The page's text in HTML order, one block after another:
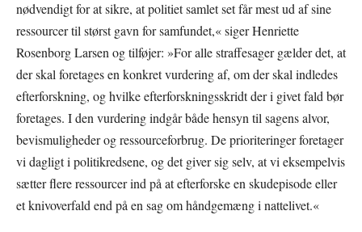
nødvendigt for at sikre, at politiet samlet set får mest ud af sine
ressourcer til størst gavn for samfundet,« siger Henriette
Rosenborg Larsen og tilføjer: »For alle straffesager gælder det, at
der skal foretages en konkret vurdering af, om der skal indledes
efterforskning, og hvilke efterforskningsskridt der i givet fald bør
foretages. I den vurdering indgår både hensyn til sagens alvor,
bevismuligheder og ressourceforbrug. De prioriteringer foretager
vi dagligt i politikredsene, og det giver sig selv, at vi eksempelvis
sætter flere ressourcer ind på at efterforske en skudepisode eller
et knivoverfald end på en sag om håndgemæng i nattelivet.«